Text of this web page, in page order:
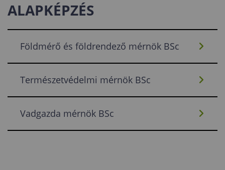
ALAPKÉPZÉS
Földmérő és földrendező mérnök BSc
Természetvédelmi mérnök BSc
Vadgazda mérnök BSc